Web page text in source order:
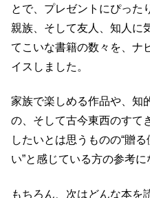
とで、プレゼントにぴった
親族、そして友人、知人に
てこいな書籍の数々を、ナ
イスしました。
家族で楽しめる作品や、知
の、そして古今東西のすて
したいとは思うものの“贈
い”と感じている方の参考に
もちろん、次はどんな本を